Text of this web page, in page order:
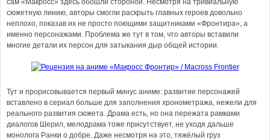
сам «Макросс» здесь обошли стороной. Несмотря на тривиальную
сюжетную линию, авторы смогли раскрыть главных героев довольно
неплохо, показав их не просто поющими защитниками «Фронтира», а
именно персонажами. Проблема же тут в том, что авторы вставили
многие детали их персон для затыкания дыр общей истории.
Тут и прорисовывается первый минус аниме: развитие персонажей
вставлено в сериал больше для заполнения хронометража, нежели для
реального развития сюжета. Драма есть, но она пережата рамками
диалогов Шерил, мелодрама тоже присутствует, не уходя дальше
монолога Ранки о добре. Даже несмотря на это, тяжёлый груз